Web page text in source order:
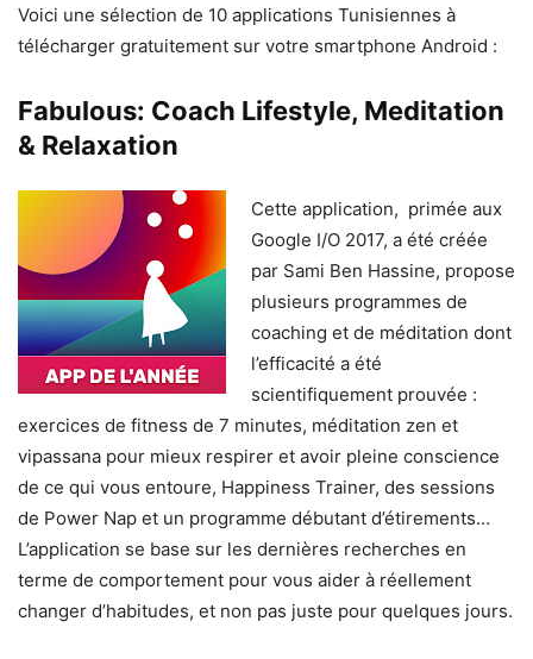
Voici une sélection de 10 applications Tunisiennes à
télécharger gratuitement sur votre smartphone Android :
Fabulous: Coach Lifestyle, Meditation
& Relaxation
Cette application, primée aux
Google I/O 2017, a été créée
par Sami Ben Hassine, propose
plusieurs programmes de
coaching et de méditation dont
l’efficacité a été
scientifiquement prouvée :
exercices de fitness de 7 minutes, méditation zen et
vipassana pour mieux respirer et avoir pleine conscience
de ce qui vous entoure, Happiness Trainer, des sessions
de Power Nap et un programme débutant d’étirements…
L’application se base sur les dernières recherches en
terme de comportement pour vous aider à réellement
changer d’habitudes, et non pas juste pour quelques jours.